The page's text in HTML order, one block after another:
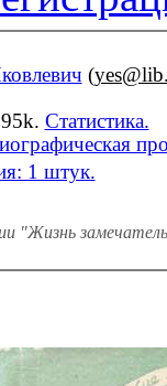
(
Статистика.
1 штук.
"Жизнь